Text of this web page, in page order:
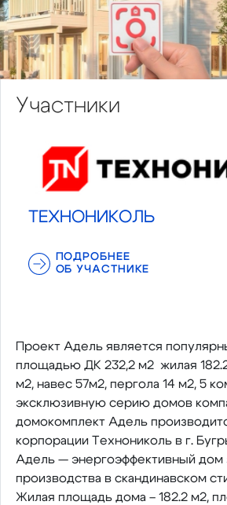
Участники
ТЕХНОНИКОЛЬ
ПОДРОБНЕЕ
ОБ УЧАСТНИКЕ
Проект Адель является
площадью ДК 232,2 м2 жилая
м2, навес 57м2, пергола 14 м2, 5
эксклюзивную серию домов
домокомплект Адель
корпорации Технониколь в г.
Адель — энергоэффективный дом
производства в скандинавском
Жилая площадь дома – 182.2 м2,